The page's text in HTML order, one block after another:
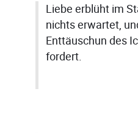
Liebe erblüht im
nichts erwartet,
Enttäuschun des
fordert.